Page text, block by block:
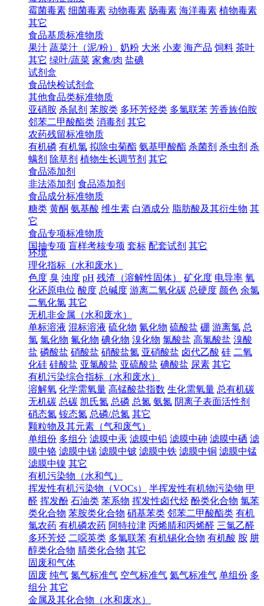
霉菌毒素 细菌毒素 动物毒素 肠毒素 海洋毒素 植物毒素
其它
食品基质标准物质
果汁 蔬菜汁（泥/粉） 奶粉 大米 小麦 海产品 饲料 茶叶
其它 绿叶/蔬菜 家禽/肉 盐碘
试剂盒
食品快检试剂盒
其他食品类标准物质
亚硝胺 杀鼠剂 苯胺类 多环芳烃类 多氯联苯 芳香族伯胺
邻苯二甲酸酯类 消毒剂 其它
农药残留标准物质
有机磷 有机氯 拟除虫菊酯 氨基甲酸酯 杀菌剂 杀虫剂 杀
螨剂 除草剂 植物生长调节剂 其它
食品添加剂
非法添加剂 食品添加剂
食品成分标准物质
糖类 黄酮 氨基酸 维生素 白酒成分 脂肪酸及其衍生物 其
它
食品专项标准物质
国抽专项 盲样考核专项 套标 配套试剂 其它
环境
理化指标（水和废水）
色度 臭 浊度 pH 残渣（溶解性固体） 矿化度 电导率 氧
化还原电位 酸度 总碱度 游离二氧化碳 总硬度 颜色 余氯
二氧化氯 其它
无机非金属（水和废水）
单标溶液 混标溶液 硫化物 氰化物 硫酸盐 硼 游离氯 总
氯 氯化物 氟化物 碘化物 溴化物 氯酸盐 高氯酸盐 溴酸
盐 磷酸盐 硝酸盐 硝酸盐氮 亚硝酸盐 卤代乙酸 硅 二氧
化硅 硅酸盐 亚氯酸盐 亚硫酸盐 碘酸盐 尿素 其它
有机污染综合指标（水和废水）
溶解氧 化学需氧量 高锰酸盐指数 生化需氧量 总有机碳
无机碳 总碳 凯氏氮 总磷 总氮 氨氮 阴离子表面活性剂
硝态氮 铵态氮 总磷/总氮 其它
颗粒物及其元素（气和废气）
单组份 多组分 滤膜中汞 滤膜中铅 滤膜中砷 滤膜中硒 滤
膜中铬 滤膜中锑 滤膜中铍 滤膜中铁 滤膜中铜 滤膜中锰
滤膜中镍 其它
有机污染物（水和气）
挥发性有机污染物（VOCs）
半挥发性有机物污染物 甲
醛 挥发酚 石油类 苯系物 挥发性卤代烃 酚类化合物 氯苯
类化合物 苯胺类化合物 硝基苯类 邻苯二甲酸酯类 有机
氯农药 有机磷农药 阿特拉津 丙烯腈和丙烯醛 三氯乙醛
多环芳烃 二噁英类 多氯联苯 有机锡化合物 有机酸 胺 肼
醇类化合物 腈类化合物 其它
固废和气体
固废 纯气 氮气标准气 空气标准气 氦气标准气 单组份 多
组分 其它
金属及其化合物（水和废水）